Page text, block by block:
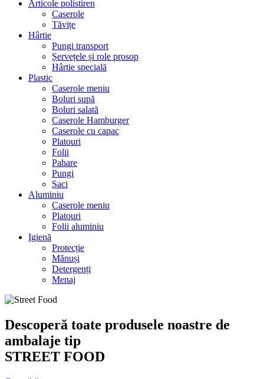
Articole polistiren
Caserole
Tăvițe
Hârtie
Pungi transport
Șervețele și role prosop
Hârtie specială
Plastic
Caserole meniu
Boluri supă
Boluri salată
Caserole Hamburger
Caserole cu capac
Platouri
Folii
Pahare
Pungi
Saci
Aluminiu
Caserole meniu
Platouri
Folii aluminiu
Igienă
Protecție
Mănuși
Detergenți
Menaj
Descoperă toate produsele noastre de
ambalaje tip
STREET FOOD